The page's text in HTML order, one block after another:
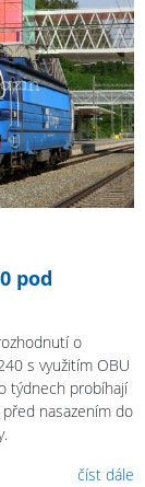
pod
o
s využitím OBU
týdnech probíhají
nasazením do
číst dále